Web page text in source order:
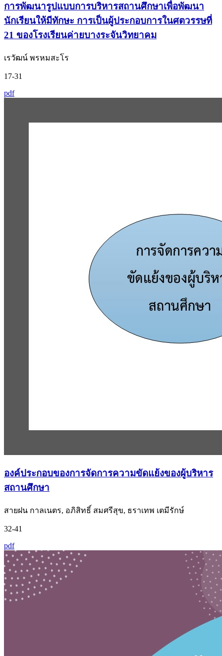
การพัฒนารูปแบบการบริหารสถานศึกษาเพื่อพัฒนา
นักเรียนให้มีทักษะ การเป็นผู้ประกอบการในศตวรรษที่
21 ของโรงเรียนค่ายบางระจันวิทยาคม
เรวัฒน์ พรหมสะโร
17-31
pdf
องค์ประกอบของการจัดการความขัดแย้งของผู้บริหาร
สถานศึกษา
สายฝน กาลเนตร, อภิสิทธิ์ สมศรีสุข, ธราเทพ เตมีรักษ์
32-41
pdf